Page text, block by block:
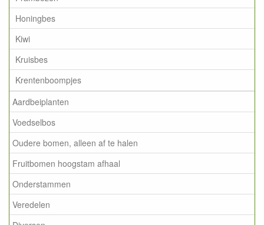
Honingbes
Kiwi
Kruisbes
Krentenboompjes
Aardbeiplanten
Voedselbos
Oudere bomen, alleen af te halen
Fruitbomen hoogstam afhaal
Onderstammen
Veredelen